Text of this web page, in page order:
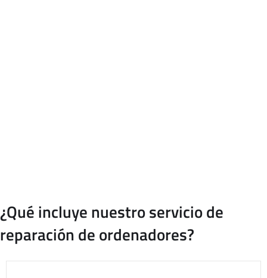
¿Qué incluye nuestro servicio de
reparación de ordenadores?